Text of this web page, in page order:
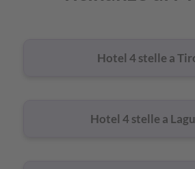
Hotel 4 stelle a
Hotel 4 stelle a